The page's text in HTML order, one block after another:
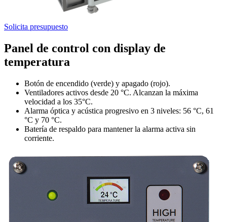
Solicita presupuesto
Panel de control con display de
temperatura
Botón de encendido (verde) y apagado (rojo).
Ventiladores activos desde 20 °C. Alcanzan la máxima
velocidad a los 35°C.
Alarma óptica y acústica progresivo en 3 niveles: 56 °C, 61
°C y 70 °C.
Batería de respaldo para mantener la alarma activa sin
corriente.